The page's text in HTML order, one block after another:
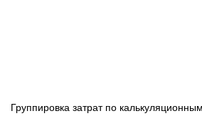
Группировка затрат по